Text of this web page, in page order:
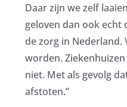
Daar zijn we zelf
geloven dan ook echt
de zorg in
worden.
niet. Met als gevolg
afstoten.”